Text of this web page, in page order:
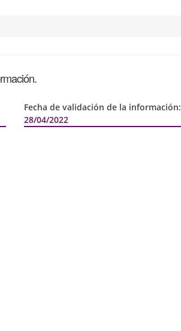
Fecha de validación de la información:
28/04/2022